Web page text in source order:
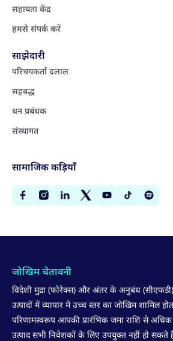
सहायता केंद्र
हमसे संपर्क करें
साझेदारी
परिचयकर्ता दलाल
सहबद्ध
धन प्रबंधक
संस्थागत
सामाजिक कड़ियाँ
जोखिम चेतावनी
विदेशी मुद्रा (फोरेक्स) और अंतर के अनुबंध
उत्पादों में व्यापार में उच्च स्तर का जोखिम शामिल
परिणामस्वरूप आपकी प्रारंभिक जमा राशि से
उत्पाद सभी निवेशकों के लिए उपयुक्त नहीं हो सकते